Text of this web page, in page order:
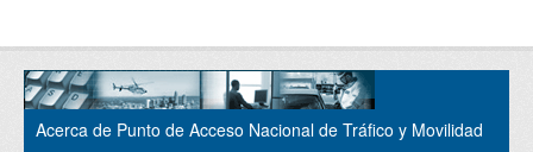
Acerca de Punto de Acceso Nacional de Tráfico y Movilidad